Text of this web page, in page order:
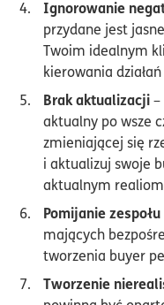
Ignorowanie
przydane jest
Twoim idealnym
kierowania
Brak aktualizacji
aktualny po wsze
zmieniającej się
i aktualizuj swoje
aktualnym
Pomijanie
mających
tworzenia buyer
Tworzenie